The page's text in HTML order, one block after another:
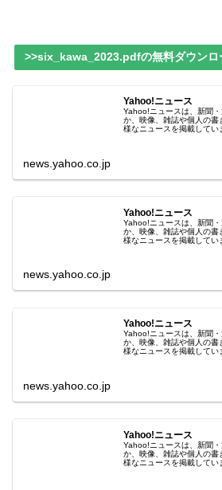
>>six_kawa_2023.pdfの無料ダウンロ
Yahoo!ニュース
Yahoo!ニュースは、新聞
か、映像、雑誌や個人の書
様なニュースを掲載してい
news.yahoo.co.jp
Yahoo!ニュース
Yahoo!ニュースは、新聞
か、映像、雑誌や個人の書
様なニュースを掲載してい
news.yahoo.co.jp
Yahoo!ニュース
Yahoo!ニュースは、新聞
か、映像、雑誌や個人の書
様なニュースを掲載してい
news.yahoo.co.jp
Yahoo!ニュース
Yahoo!ニュースは、新聞
か、映像、雑誌や個人の書
様なニュースを掲載してい